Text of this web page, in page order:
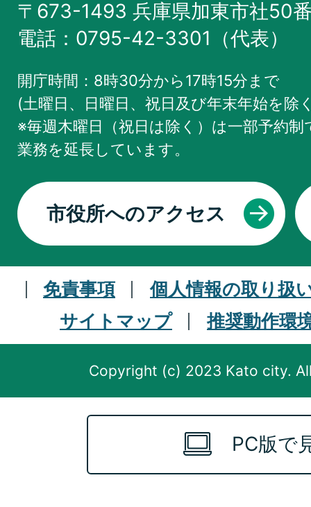
〒673-1493 兵庫県加東市社50
電話：0795-42-3301（代表）
開庁時間：8時30分から17時15分まで
(土曜日、日曜日、祝日及び年末年始を除
※毎週木曜日（祝日は除く）は一部予約
業務を延長しています。
市役所へのアクセス
免責事項
個人情報の取り扱
サイトマップ
推奨動作環
Copyright (c) 2023 Kato city.
PC版で